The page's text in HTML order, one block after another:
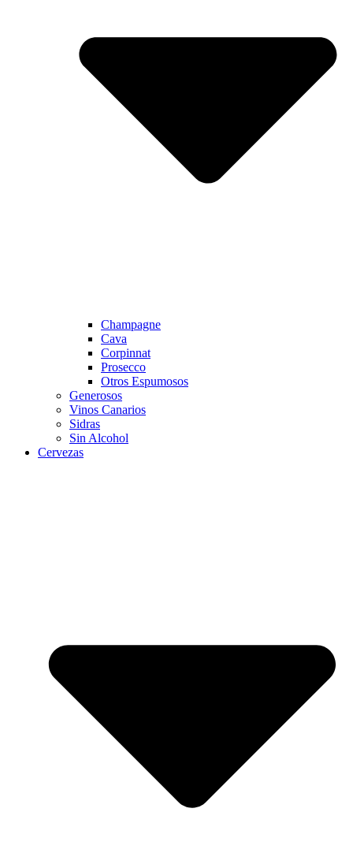
Champagne
Cava
Corpinnat
Prosecco
Otros Espumosos
Generosos
Vinos Canarios
Sidras
Sin Alcohol
Cervezas